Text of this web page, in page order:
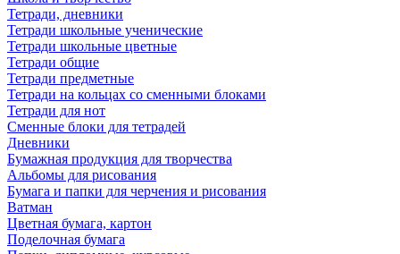
Тетради, дневники
Тетради школьные ученические
Тетради школьные цветные
Тетради общие
Тетради предметные
Тетради на кольцах со сменными блоками
Тетради для нот
Сменные блоки для тетрадей
Дневники
Бумажная продукция для творчества
Альбомы для рисования
Бумага и папки для черчения и рисования
Ватман
Цветная бумага, картон
Поделочная бумага